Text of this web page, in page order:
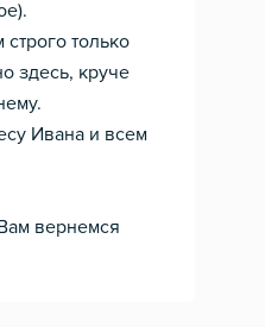
только
здесь, круче
Ивана и всем
вернемся